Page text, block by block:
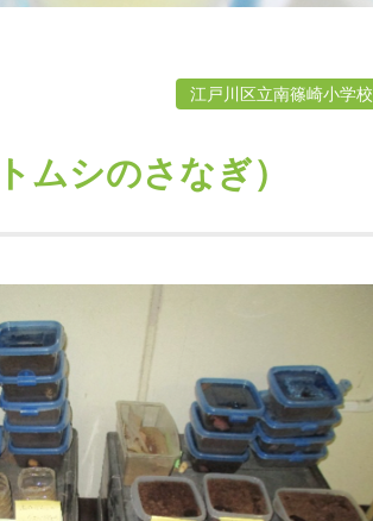
江戸川区立南篠崎小学校
ムシのさなぎ）